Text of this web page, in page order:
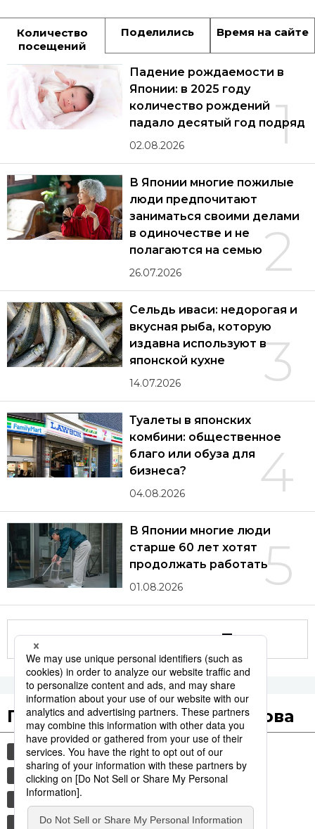
Количество
посещений
Поделились Время на сайте
1
Падение рождаемости в
Японии: в 2025 году
количество рождений
падало десятый год подряд
02.08.2026
2
В Японии многие пожилые
люди предпочитают
заниматься своими делами
в одиночестве и не
полагаются на семью
26.07.2026
3
Сельдь иваси: недорогая и
вкусная рыба, которую
издавна используют в
японской кухне
14.07.2026
4
Туалеты в японских
комбини: общественное
благо или обуза для
бизнеса?
04.08.2026
5
В Японии многие люди
старше 60 лет хотят
продолжать работать
01.08.2026
Другие статьи по теме
Популярные поисковые слова
культура jiji press
общество
еда и напитки
японская кухня
рыба
политика
синкансэн